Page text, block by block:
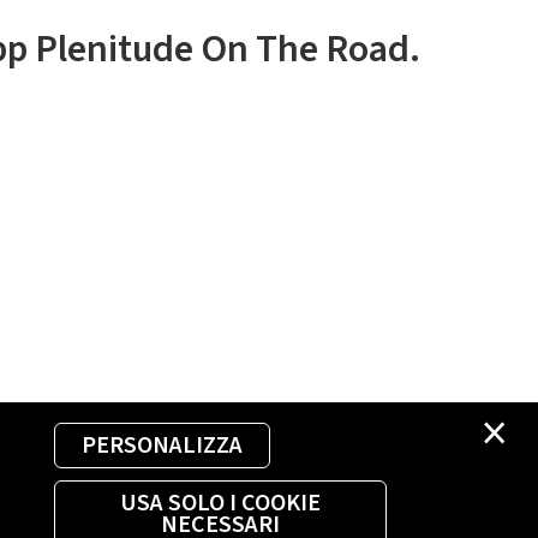
×
PERSONALIZZA
USA SOLO I COOKIE
NECESSARI
Plenitude On The Road.